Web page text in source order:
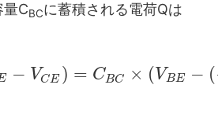
量CBCに蓄積される電荷Qは
− VCE ) = CBC × (VBE − (